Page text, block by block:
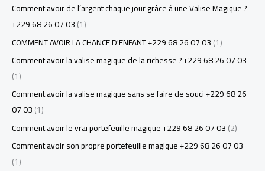
Comment avoir de l’argent chaque jour grâce à une Valise Magique ?
+229 68 26 07 03(1)
COMMENT AVOIR LA CHANCE D'ENFANT +229 68 26 07 03(1)
Comment avoir la valise magique de la richesse ? +229 68 26 07 03
(1)
Comment avoir la valise magique sans se faire de souci +229 68 26
07 03(1)
Comment avoir le vrai portefeuille magique +229 68 26 07 03(2)
Comment avoir son propre portefeuille magique +229 68 26 07 03
(1)